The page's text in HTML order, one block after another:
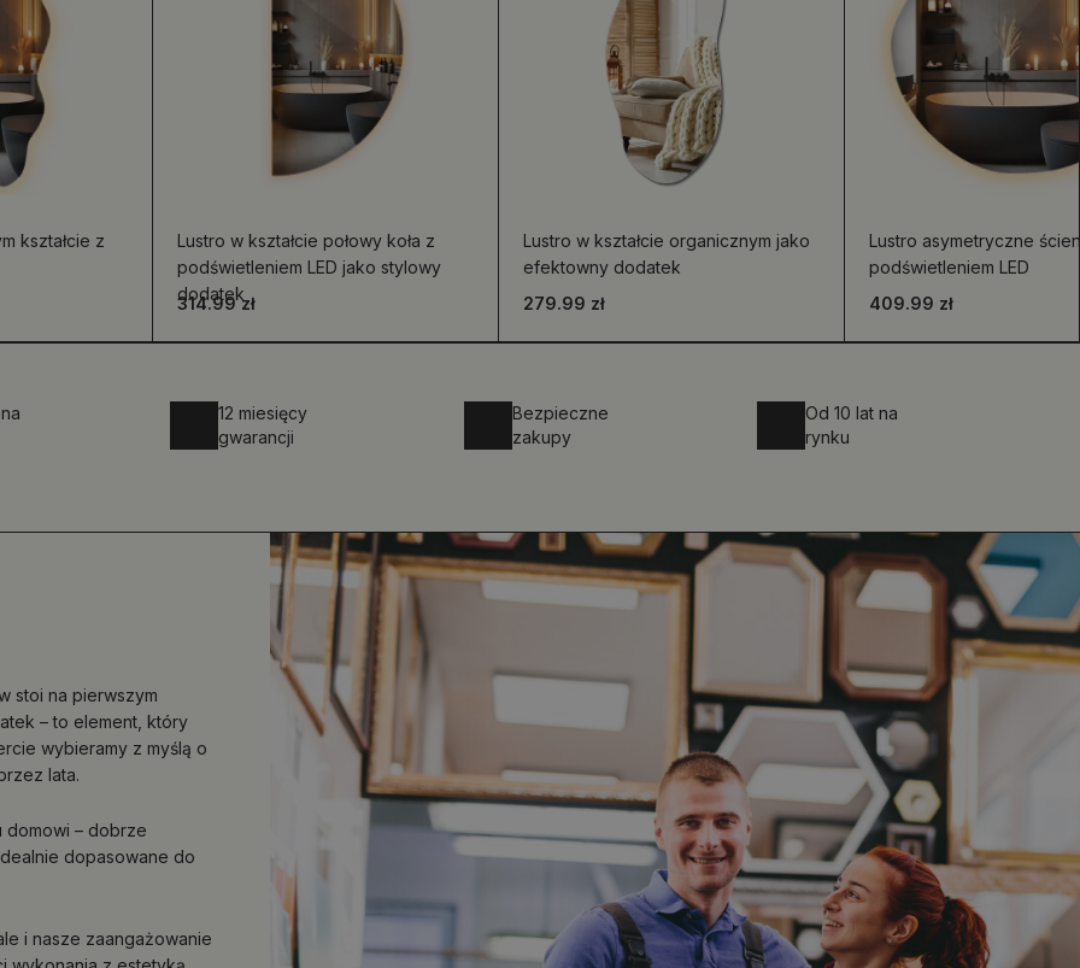
kształcie z
Lustro w kształcie połowy koła z
podświetleniem LED jako stylowy
dodatek
314.99 zł
Lustro w kształcie organicznym jako
efektowny dodatek
279.99 zł
Lustro asymetryczne
podświetleniem LED
409.99 zł
12 miesięcy
gwarancji
Bezpieczne
zakupy
Od 10 lat na
rynku
stoi na pierwszym
– to element, który
wybieramy z myślą o
lata.
domowi – dobrze
dopasowane do
i nasze zaangażowanie